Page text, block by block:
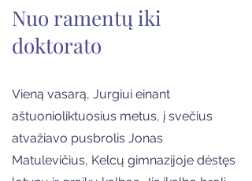
Nuo ramentų iki
doktorato
Vieną vasarą, Jurgiui einant
aštuonioliktuosius metus, į svečius
atvažiavo pusbrolis Jonas
Matulevičius, Kelcų gimnazijoje dėstęs